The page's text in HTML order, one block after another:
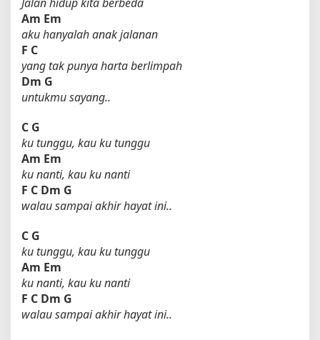
Am Em
aku hanyalah anak jalanan
F C
yang tak punya harta berlimpah
Dm G
untukmu sayang..
C G
ku tunggu, kau ku tunggu
Am Em
ku nanti, kau ku nanti
F C Dm G
walau sampai akhir hayat ini..
C G
ku tunggu, kau ku tunggu
Am Em
ku nanti, kau ku nanti
F C Dm G
walau sampai akhir hayat ini..